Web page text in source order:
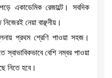
একাডেমিক রেজাল্টে। সবদিক
নিজেরই নেয়া বাঞ্ছনীয়।
প্রথম শ্রেণি পাওয়া সহজ।
বেশি নম্বর পাওয়া
নিতে হবে।